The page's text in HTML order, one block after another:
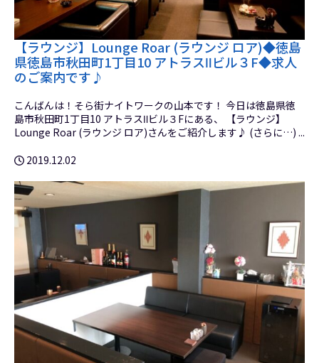
【ラウンジ】Lounge Roar (ラウンジ ロア)◆徳島
県徳島市秋田町1丁目10 アトラスⅡビル３F◆求人
のご案内です♪
こんばんは！そら街ナイトワークの山本です！ 今日は徳島県徳
島市秋田町1丁目10 アトラスⅡビル３Fにある、 【ラウンジ】
Lounge Roar (ラウンジ ロア)さんをご紹介します♪ (さらに…) ...
2019.12.02